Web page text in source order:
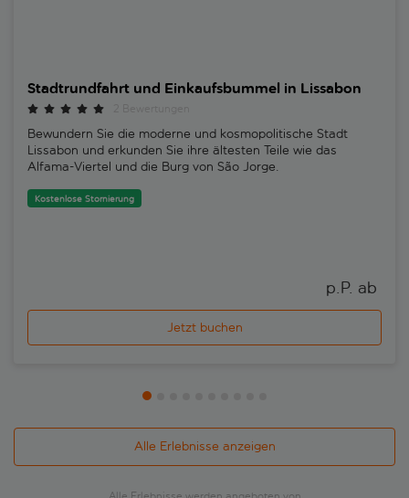
Stadtrundfahrt und Einkaufsbummel in Lissabon
Bewundern Sie die moderne und kosmopolitische Stadt
Lissabon und erkunden Sie ihre ältesten Teile wie das
Alfama-Viertel und die Burg von São Jorge.
Kostenlose Stornierung
p.P. ab
Jetzt buchen
Alle Erlebnisse anzeigen